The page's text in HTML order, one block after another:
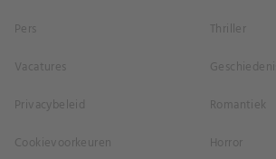
Pers
Vacatures
Privacybeleid
Cookievoorkeuren
Thriller
Romantiek
Horror